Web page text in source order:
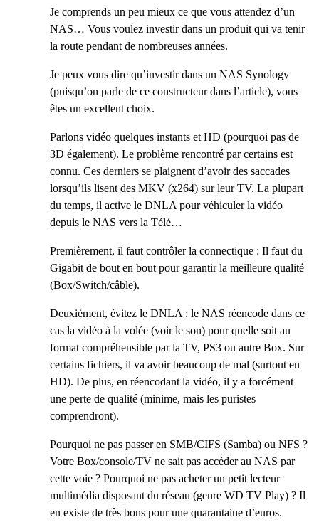
Je comprends un peu mieux ce que vous attendez d’un
NAS… Vous voulez investir dans un produit qui va tenir
la route pendant de nombreuses années.
Je peux vous dire qu’investir dans un NAS Synology
(puisqu’on parle de ce constructeur dans l’article), vous
êtes un excellent choix.
Parlons vidéo quelques instants et HD (pourquoi pas de
3D également). Le problème rencontré par certains est
connu. Ces derniers se plaignent d’avoir des saccades
lorsqu’ils lisent des MKV (x264) sur leur TV. La plupart
du temps, il active le DNLA pour véhiculer la vidéo
depuis le NAS vers la Télé…
Premièrement, il faut contrôler la connectique : Il faut du
Gigabit de bout en bout pour garantir la meilleure qualité
(Box/Switch/câble).
Deuxièment, évitez le DNLA : le NAS réencode dans ce
cas la vidéo à la volée (voir le son) pour quelle soit au
format compréhensible par la TV, PS3 ou autre Box. Sur
certains fichiers, il va avoir beaucoup de mal (surtout en
HD). De plus, en réencodant la vidéo, il y a forcément
une perte de qualité (minime, mais les puristes
comprendront).
Pourquoi ne pas passer en SMB/CIFS (Samba) ou NFS ?
Votre Box/console/TV ne sait pas accéder au NAS par
cette voie ? Pourquoi ne pas acheter un petit lecteur
multimédia disposant du réseau (genre WD TV Play) ? Il
en existe de très bons pour une quarantaine d’euros.